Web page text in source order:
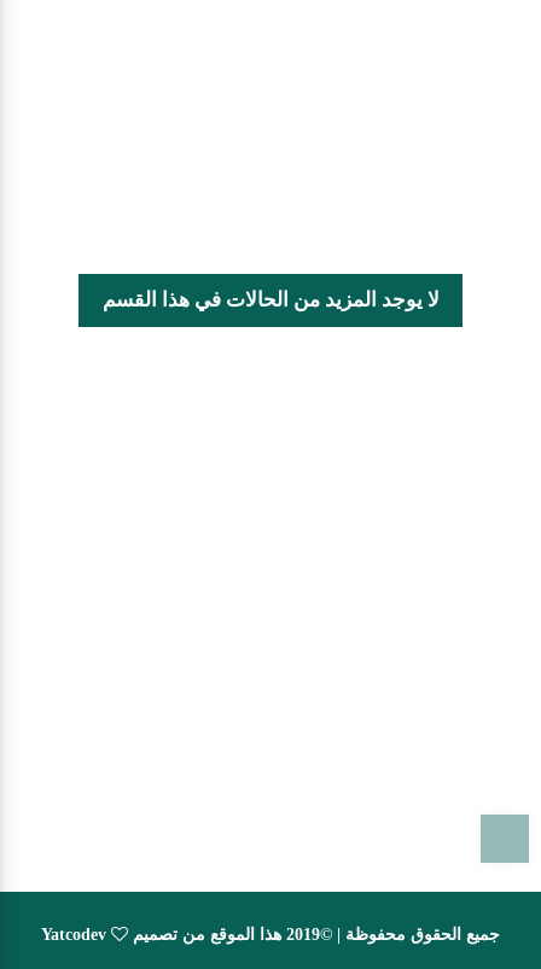
لا يوجد المزيد من الحالات في هذا القسم
جميع الحقوق محفوظة | ©2019 هذا الموقع من تصميم Yatcodev